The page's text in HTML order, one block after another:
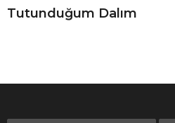
Tutunduğum Dalım